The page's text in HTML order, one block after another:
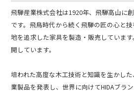
飛騨産業株式会社は1920年、飛騨高山に
です。飛鳥時代から続く飛騨の匠の心と
地を追求した家具を製造・販売していま
開しています。
培われた高度な木工技術と知識を生かし
業製品を発表し、世界に向けてHIDAブラ